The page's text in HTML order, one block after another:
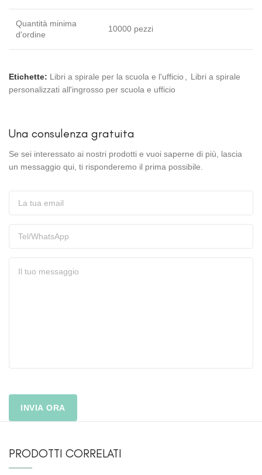
Quantità minima
d'ordine
10000 pezzi
Etichette: Libri a spirale per la scuola e l'ufficio , Libri a spirale
personalizzati all'ingrosso per scuola e ufficio
Una consulenza gratuita
Se sei interessato ai nostri prodotti e vuoi saperne di più, lascia
un messaggio qui, ti risponderemo il prima possibile.
PRODOTTI CORRELATI